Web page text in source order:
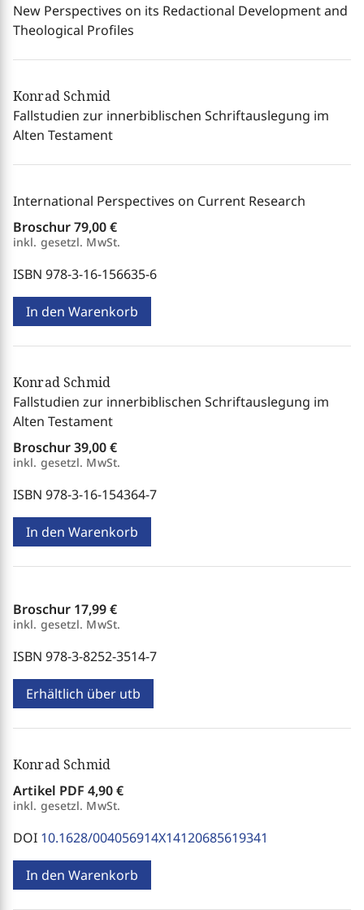
New Perspectives on its Redactional Development and
Theological Profiles
Konrad Schmid
Fallstudien zur innerbiblischen Schriftauslegung im
Alten Testament
International Perspectives on Current Research
Broschur79,00 €
inkl. gesetzl. MwSt.
ISBN 978-3-16-156635-6
In den Warenkorb
Konrad Schmid
Fallstudien zur innerbiblischen Schriftauslegung im
Alten Testament
Broschur39,00 €
inkl. gesetzl. MwSt.
ISBN 978-3-16-154364-7
In den Warenkorb
Broschur 17,99 €
inkl. gesetzl. MwSt.
ISBN 978-3-8252-3514-7
Erhältlich über utb
Konrad Schmid
Artikel PDF 4,90 €
inkl. gesetzl. MwSt.
DOI 10.1628/004056914X14120685619341
In den Warenkorb